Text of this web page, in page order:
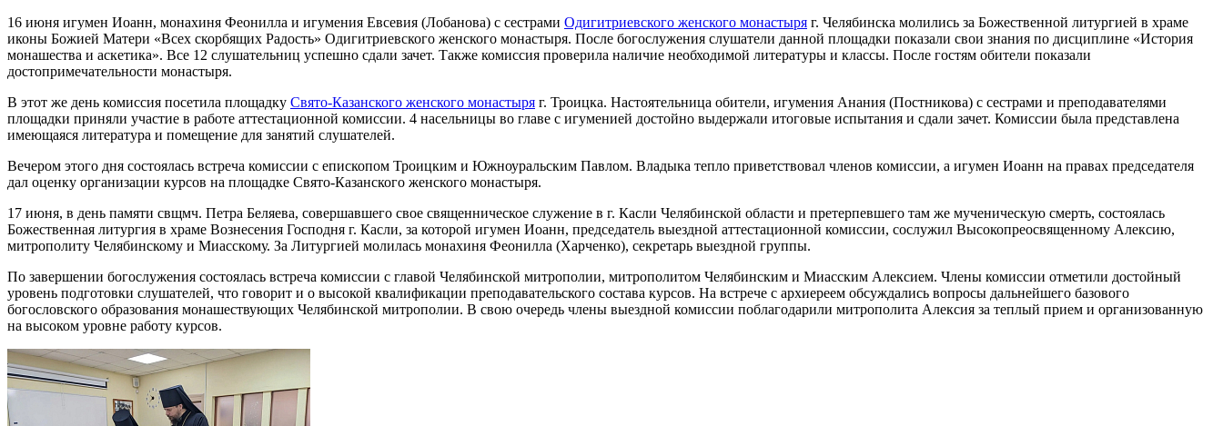
16 июня игумен Иоанн, монахиня Феонилла и игумения Евсевия (Лобанова) с сестрами Одигитриевского женского монастыря г. Челябинска молились за Божественной литургией в храме
иконы Божией Матери «Всех скорбящих Радость» Одигитриевского женского монастыря. После богослужения слушатели данной площадки показали свои знания по дисциплине «История
монашества и аскетика». Все 12 слушательниц успешно сдали зачет. Также комиссия проверила наличие необходимой литературы и классы. После гостям обители показали
достопримечательности монастыря.
В этот же день комиссия посетила площадку Свято-Казанского женского монастыря г. Троицка. Настоятельница обители, игумения Анания (Постникова) с сестрами и преподавателями
площадки приняли участие в работе аттестационной комиссии. 4 насельницы во главе с игуменией достойно выдержали итоговые испытания и сдали зачет. Комиссии была представлена
имеющаяся литература и помещение для занятий слушателей.
Вечером этого дня состоялась встреча комиссии с епископом Троицким и Южноуральским Павлом. Владыка тепло приветствовал членов комиссии, а игумен Иоанн на правах председателя
дал оценку организации курсов на площадке Свято-Казанского женского монастыря.
17 июня, в день памяти свщмч. Петра Беляева, совершавшего свое священническое служение в г. Касли Челябинской области и претерпевшего там же мученическую смерть, состоялась
Божественная литургия в храме Вознесения Господня г. Касли, за которой игумен Иоанн, председатель выездной аттестационной комиссии, сослужил Высокопреосвященному Алексию,
митрополиту Челябинскому и Миасскому. За Литургией молилась монахиня Феонилла (Харченко), секретарь выездной группы.
По завершении богослужения состоялась встреча комиссии с главой Челябинской митрополии, митрополитом Челябинским и Миасским Алексием. Члены комиссии отметили достойный
уровень подготовки слушателей, что говорит и о высокой квалификации преподавательского состава курсов. На встрече с архиереем обсуждались вопросы дальнейшего базового
богословского образования монашествующих Челябинской митрополии. В свою очередь члены выездной комиссии поблагодарили митрополита Алексия за теплый прием и организованную
на высоком уровне работу курсов.